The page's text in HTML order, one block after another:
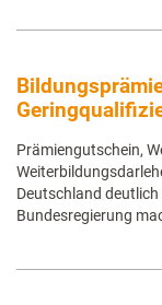
Prämiengutschein,
Deutschland
Bundesregierung